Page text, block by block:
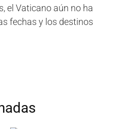
el Vaticano aún no ha
fechas y los destinos